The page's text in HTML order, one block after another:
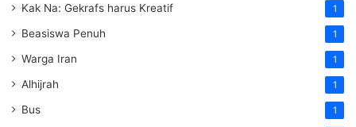
Kak Na: Gekrafs harus Kreatif 1
Beasiswa Penuh 1
Warga Iran 1
Alhijrah 1
Bus 1